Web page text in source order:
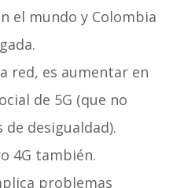
el mundo y Colombia
red, es aumentar en
de 5G (que no
desigualdad).
4G también.
problemas